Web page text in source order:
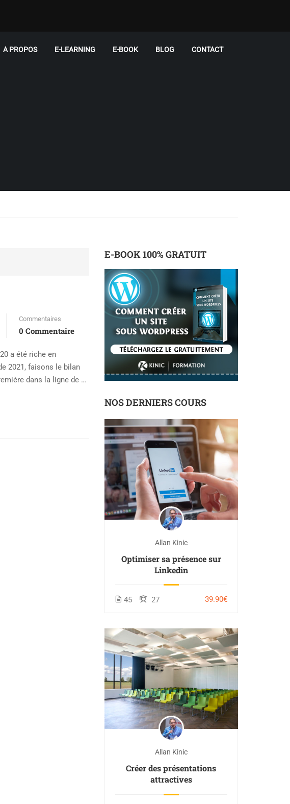
A PROPOS E-LEARNING E-BOOK BLOG CONTACT
Commentaires
0 Commentaire
a été riche en
2021, faisons le bilan
dans la ligne de …
E-BOOK 100% GRATUIT
NOS DERNIERS COURS
Allan Kinic
Optimiser sa présence sur
Linkedin
45 27 39.90€
Allan Kinic
Créer des présentations
attractives